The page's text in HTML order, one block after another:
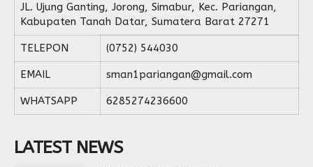
JL. Ujung Ganting, Jorong, Simabur, Kec. Pariangan,
Kabupaten Tanah Datar, Sumatera Barat 27271
TELEPON (0752) 544030
EMAIL sman1pariangan@gmail.com
WHATSAPP 6285274236600
LATEST NEWS